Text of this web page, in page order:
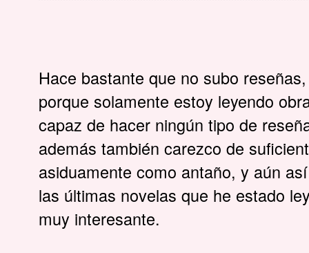
Hace bastante que no subo
porque solamente estoy leyendo
capaz de hacer ningún tipo de
además también carezco de
asiduamente como antaño, y aún
las últimas novelas que he estado
muy interesante.